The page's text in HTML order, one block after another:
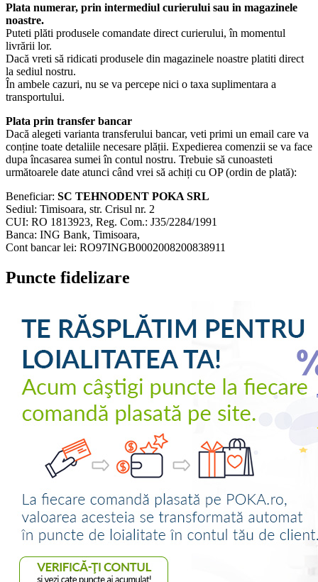
Plata numerar, prin intermediul curierului sau in magazinele
noastre.
Puteti plăti produsele comandate direct curierului, în momentul
livrării lor.
Dacă vreti să ridicati produsele din magazinele noastre platiti direct
la sediul nostru.
În ambele cazuri, nu se va percepe nici o taxa suplimentara a
transportului.
Plata prin transfer bancar
Dacă alegeti varianta transferului bancar, veti primi un email care va
conține toate detaliile necesare plății. Expedierea comenzii se va face
dupa încasarea sumei în contul nostru. Trebuie să cunoasteti
următoarele date atunci când vrei să achiți cu OP (ordin de plată):
Beneficiar: SC TEHNODENT POKA SRL
Sediul: Timisoara, str. Crisul nr. 2
CUI: RO 1813923, Reg. Com.: J35/2284/1991
Banca: ING Bank, Timisoara,
Cont bancar lei: RO97INGB0002008200838911
Puncte fidelizare